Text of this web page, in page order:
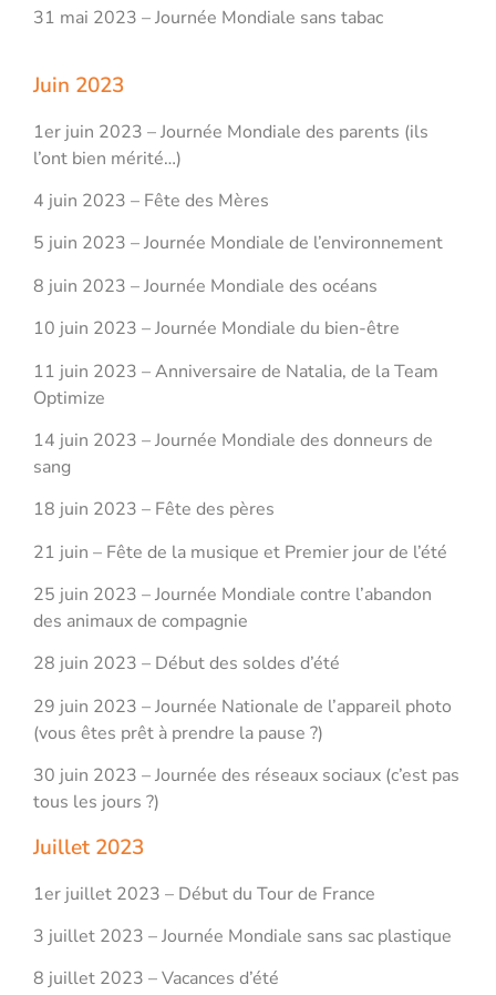
31 mai 2023 – Journée Mondiale sans tabac
Juin 2023
1er juin 2023 – Journée Mondiale des parents (ils
l’ont bien mérité…)
4 juin 2023 – Fête des Mères
5 juin 2023 – Journée Mondiale de l’environnement
8 juin 2023 – Journée Mondiale des océans
10 juin 2023 – Journée Mondiale du bien-être
11 juin 2023 – Anniversaire de Natalia, de la Team
Optimize
14 juin 2023 – Journée Mondiale des donneurs de
sang
18 juin 2023 – Fête des pères
21 juin – Fête de la musique et Premier jour de l’été
25 juin 2023 – Journée Mondiale contre l’abandon
des animaux de compagnie
28 juin 2023 – Début des soldes d’été
29 juin 2023 – Journée Nationale de l’appareil photo
(vous êtes prêt à prendre la pause ?)
30 juin 2023 – Journée des réseaux sociaux (c’est pas
tous les jours ?)
Juillet 2023
1er juillet 2023 – Début du Tour de France
3 juillet 2023 – Journée Mondiale sans sac plastique
8 juillet 2023 – Vacances d’été